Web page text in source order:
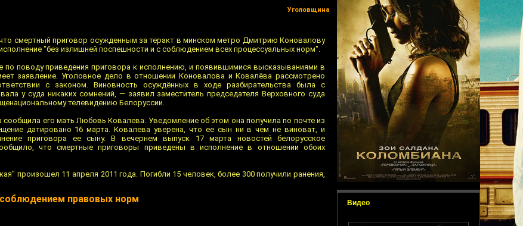
Видео
Уголовщина
смертный приговор осужденным за теракт в минском метро Дмитрию Коновалову
"без излишней поспешности и с соблюдением всех процессуальных норм".
по поводу приведения приговора к исполнению, и появившимися высказываниями в
заявление. Уголовное дело в отношении Коновалова и Ковалёва рассмотрено
с законом. Виновность осуждённых в ходе разбирательства была с
у суда никаких сомнений, — заявил заместитель председателя Верховного суда
телевидению Белоруссии.
сообщила его мать Любовь Ковалева. Уведомление об этом она получила по почте из
датировано 16 марта. Ковалева уверена, что ее сын ни в чем не виноват, и
приговора ее сыну. В вечернем выпуск 17 марта новостей белорусское
что смертные приговоры приведены в исполнение в отношении обоих
произошел 11 апреля 2011 года. Погибли 15 человек, более 300 получили ранения,
правовых норм